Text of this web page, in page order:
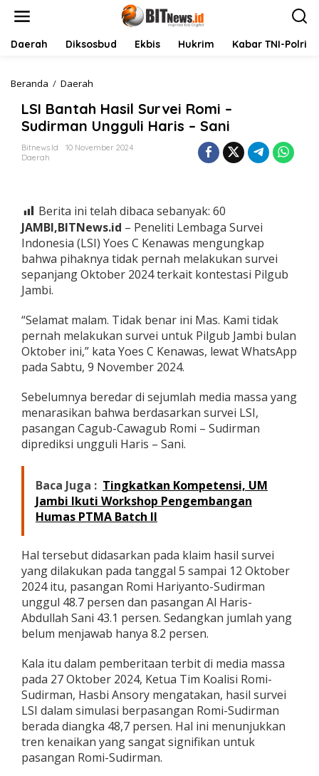
Daerah Diksosbud Ekbis Hukrim Kabar TNI-Polri
Beranda / Daerah
I
B
a
n
a
s
i
l
S
u
i
R
o
m
S
u
d
i
r
a
n
U
n
u
l
i
a
i
-
S
a
n
i
LSI Bantah Hasil Survei Romi –
Sudirman Ungguli Haris – Sani
Bitnews.id
10 November 2024
Daerah
Berita ini telah dibaca sebanyak: 60
JAMBI,BITNews.id – Peneliti Lembaga Survei
Indonesia (LSI) Yoes C Kenawas mengungkap
bahwa pihaknya tidak pernah melakukan survei
sepanjang Oktober 2024 terkait kontestasi Pilgub
Jambi.
“Selamat malam. Tidak benar ini Mas. Kami tidak
pernah melakukan survei untuk Pilgub Jambi bulan
Oktober ini,” kata Yoes C Kenawas, lewat WhatsApp
pada Sabtu, 9 November 2024.
Sebelumnya beredar di sejumlah media massa yang
menarasikan bahwa berdasarkan survei LSI,
pasangan Cagub-Cawagub Romi – Sudirman
diprediksi ungguli Haris – Sani.
Baca Juga : Tingkatkan Kompetensi, UM
Jambi Ikuti Workshop Pengembangan
Humas PTMA Batch II
Hal tersebut didasarkan pada klaim hasil survei
yang dilakukan pada tanggal 5 sampai 12 Oktober
2024 itu, pasangan Romi Hariyanto-Sudirman
unggul 48.7 persen dan pasangan Al Haris-
Abdullah Sani 43.1 persen. Sedangkan jumlah yang
belum menjawab hanya 8.2 persen.
Kala itu dalam pemberitaan terbit di media massa
pada 27 Oktober 2024, Ketua Tim Koalisi Romi-
Sudirman, Hasbi Ansory mengatakan, hasil survei
LSI dalam simulasi berpasangan Romi-Sudirman
berada diangka 48,7 persen. Hal ini menunjukkan
tren kenaikan yang sangat signifikan untuk
pasangan Romi-Sudirman.